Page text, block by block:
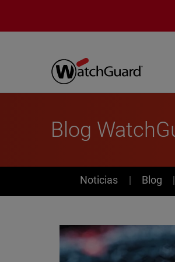
Blog
News
Noticias Blog